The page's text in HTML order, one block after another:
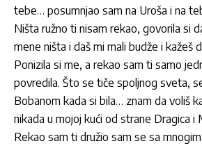
tebe… posumnjao sam na Uroša i na
Ništa ružno ti nisam rekao, govorila si
mene ništa i daš mi mali budže i kažeš
Ponizila si me, a rekao sam ti samo
povredila. Što se tiče spoljnog sveta,
Bobanom kada si bila… znam da voliš
nikada u mojoj kući od strane Dragica i
Rekao sam ti družio sam se sa